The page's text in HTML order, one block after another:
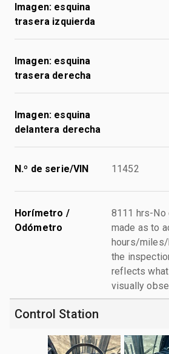
Imagen: esquina
trasera izquierda
Imagen: esquina
trasera derecha
Imagen: esquina
delantera derecha
N.º de serie/VIN 11452
Horímetro /
Odómetro
8111 hrs-No
made as to
hours/
the
reflects
visually
Control Station